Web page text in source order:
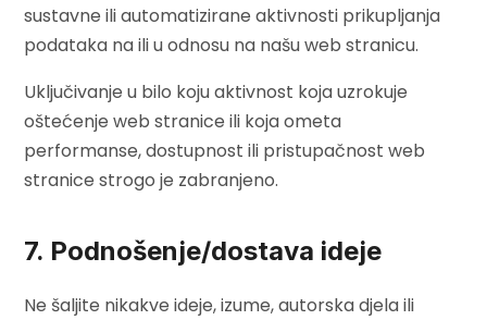
sustavne ili automatizirane aktivnosti prikupljanja
podataka na ili u odnosu na našu web stranicu.
Uključivanje u bilo koju aktivnost koja uzrokuje
oštećenje web stranice ili koja ometa
performanse, dostupnost ili pristupačnost web
stranice strogo je zabranjeno.
7. Podnošenje/dostava ideje
Ne šaljite nikakve ideje, izume, autorska djela ili